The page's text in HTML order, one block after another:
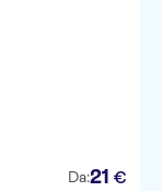
Da:21 €